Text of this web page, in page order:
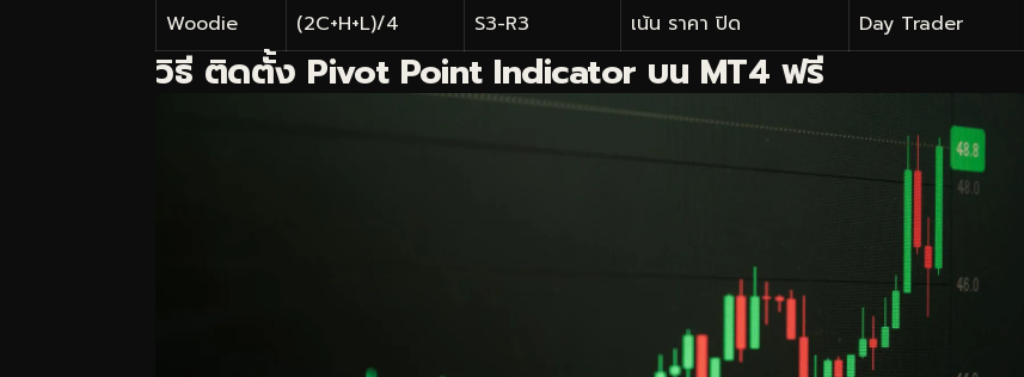
Woodie
(2C+H+L)/4 S3-R3 เน้น ราคา ปิด Day Trader
วิธี ติดตั้ง Pivot Point Indicator บน MT4 ฟรี